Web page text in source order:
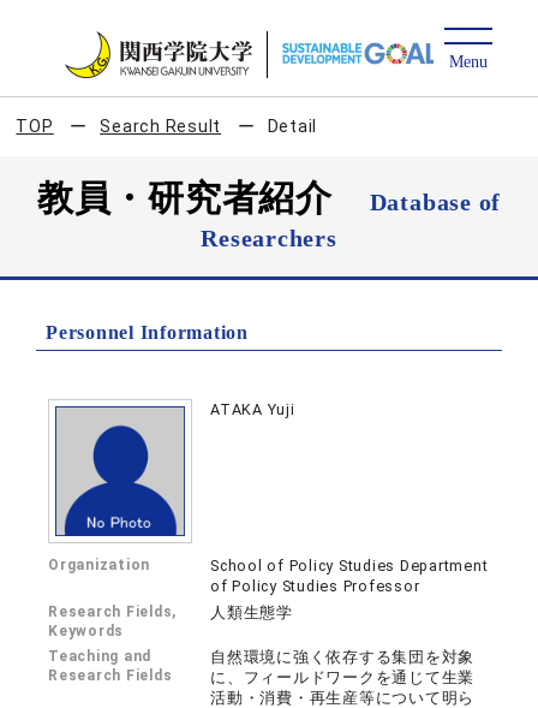
TOP Search Result Detail
教員・研究者紹介
Database of
Researchers
Personnel Information
ATAKA Yuji
Organization
School of Policy Studies Department
of Policy Studies Professor
Research Fields,
Keywords
人類生態学
Teaching and
Research Fields
自然環境に強く依存する集団を対象
に、フィールドワークを通じて生業
活動・消費・再生産等について明ら